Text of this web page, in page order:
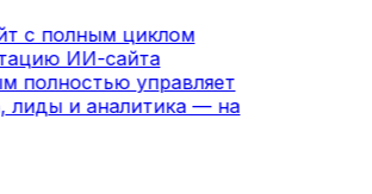
с полным циклом
ИИ-сайта
полностью управляет
лиды и аналитика — на